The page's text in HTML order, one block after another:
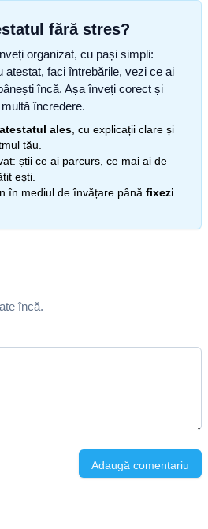
fără stres?
organizat, cu pași simpli:
atestat, faci întrebările, vezi ce ai
încă. Așa înveți corect și
încredere.
ales , cu explicații clare și
tău.
știi ce ai parcurs, ce mai ai de
ești.
în mediul de învățare până fixezi
încă.
Adaugă comentariu